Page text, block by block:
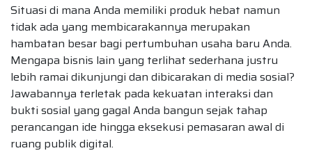
Situasi di mana Anda memiliki produk hebat namun
tidak ada yang membicarakannya merupakan
hambatan besar bagi pertumbuhan usaha baru Anda.
Mengapa bisnis lain yang terlihat sederhana justru
lebih ramai dikunjungi dan dibicarakan di media sosial?
Jawabannya terletak pada kekuatan interaksi dan
bukti sosial yang gagal Anda bangun sejak tahap
perancangan ide hingga eksekusi pemasaran awal di
ruang publik digital.